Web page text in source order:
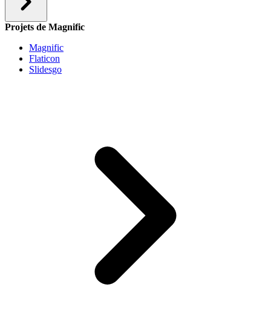
Projets de Magnific
Magnific
Flaticon
Slidesgo